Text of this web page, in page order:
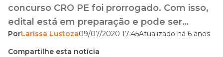
concurso CRO PE foi prorrogado. Com isso,
edital está em preparação e pode ser
publicado em breve.
PorLarissa Lustoza09/07/2020 17:45Atualizado há 6 anos
Compartilhe esta notícia